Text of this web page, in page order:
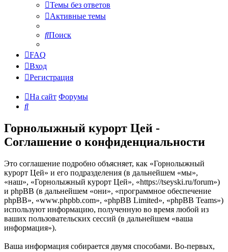
Темы без ответов
Активные темы
Поиск
FAQ
Вход
Регистрация
На сайт Форумы
Поиск
Горнолыжный курорт Цей -
Соглашение о конфиденциальности
Это соглашение подробно объясняет, как «Горнолыжный
курорт Цей» и его подразделения (в дальнейшем «мы»,
«наш», «Горнолыжный курорт Цей», «https://tseyski.ru/forum»)
и phpBB (в дальнейшем «они», «программное обеспечение
phpBB», «www.phpbb.com», «phpBB Limited», «phpBB Teams»)
используют информацию, полученную во время любой из
ваших пользовательских сессий (в дальнейшем «ваша
информация»).
Ваша информация собирается двумя способами. Во-первых,